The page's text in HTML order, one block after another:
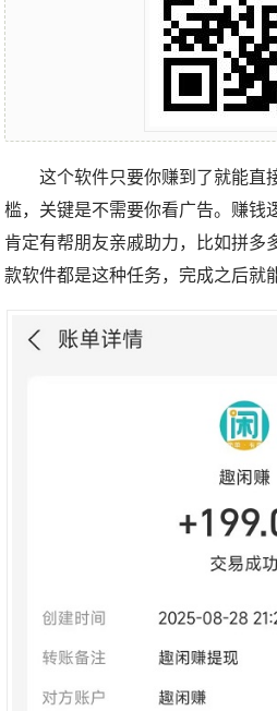
这个软件只要你赚到了就能直
槛，关键是不需要你看广告。赚钱
肯定有帮朋友亲戚助力，比如拼多
款软件都是这种任务，完成之后就